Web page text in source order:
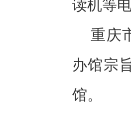
读机等
重庆
办馆宗
馆。